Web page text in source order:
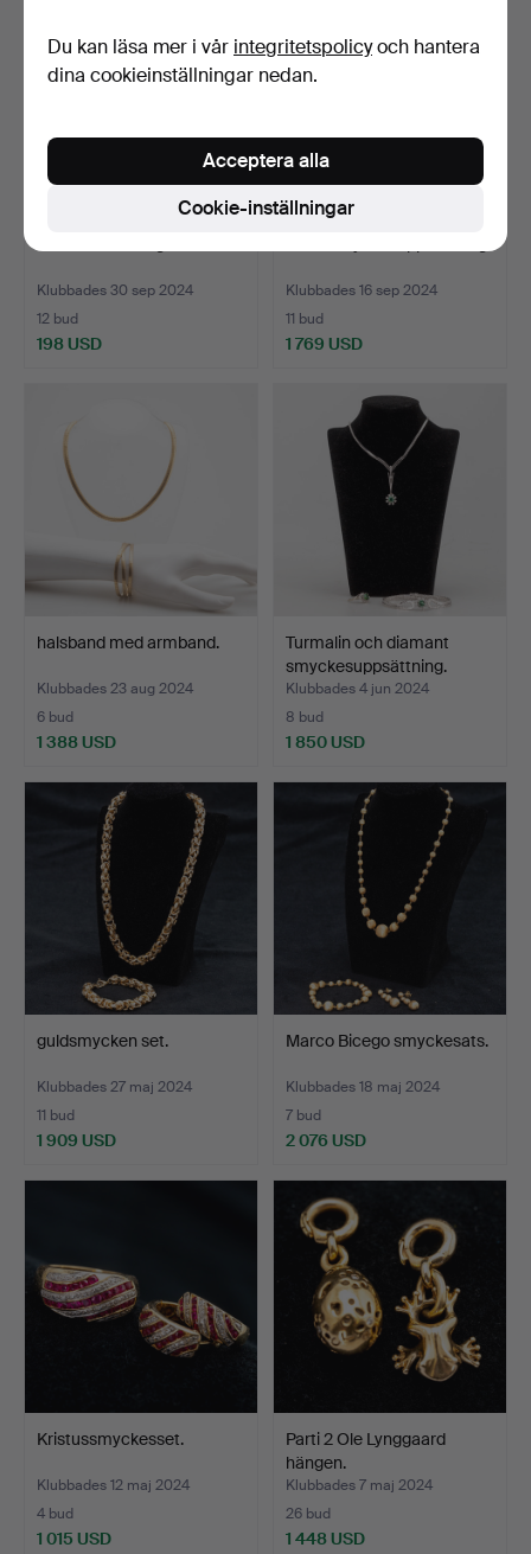
Klubbades 30 sep 2024
12 bud
198 USD
Klubbades 16 sep 2024
11 bud
1 769 USD
halsband med armband.
Klubbades 23 aug 2024
6 bud
1 388 USD
Turmalin och diamant
smyckesuppsättning.
Klubbades 4 jun 2024
8 bud
1 850 USD
guldsmycken set.
Klubbades 27 maj 2024
11 bud
1 909 USD
Marco Bicego smyckesats.
Klubbades 18 maj 2024
7 bud
2 076 USD
Kristussmyckesset.
Klubbades 12 maj 2024
4 bud
1 015 USD
Parti 2 Ole Lynggaard
hängen.
Klubbades 7 maj 2024
26 bud
1 448 USD
Du kan läsa mer i vår integritetspolicyoch hantera
dina cookieinställningar nedan.
Cookie-inställningar
Acceptera alla